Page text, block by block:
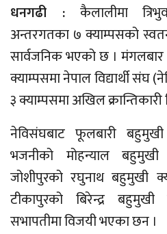
धनगढी :कैलालीमा
अन्तरगतका ७ क्याम्पसको
सार्वजनिक भएको छ । मंगलबार
क्याम्पसमा नेपाल विद्यार्थी
३ क्याम्पसमा अखिल
नेविसंघबाट फूलबारी
भजनीको मोहन्याल
जोशीपुरको रघुनाथ बहुमुखी
टीकापुरको बिरेन्द्र बहुमुखी
सभापतीमा विजयी भएका छन ।